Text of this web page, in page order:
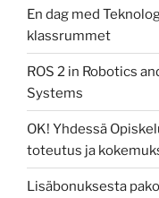
En dag med
klassrummet
ROS 2 in Robotics
Systems
OK! Yhdessä
toteutus ja
Lisäbonuksesta